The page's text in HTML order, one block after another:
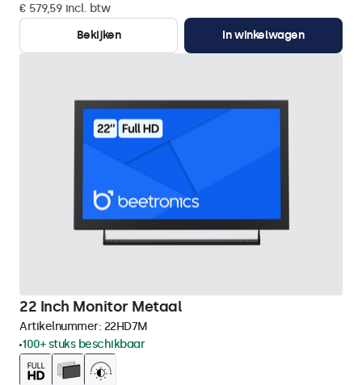
€ 579,59 incl. btw
Bekijken
In winkelwagen
22 Inch Monitor Metaal
Artikelnummer: 22HD7M
100+ stuks beschikbaar